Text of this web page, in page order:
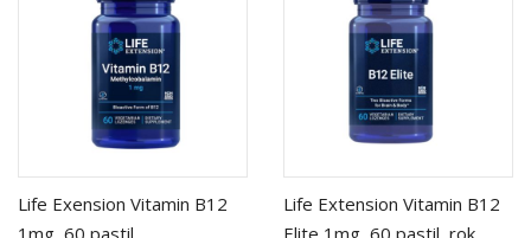
Life Exension Vitamin B12
1mg, 60 pastil
Life Extension Vitamin B12
Elite 1mg, 60 pastil, rok